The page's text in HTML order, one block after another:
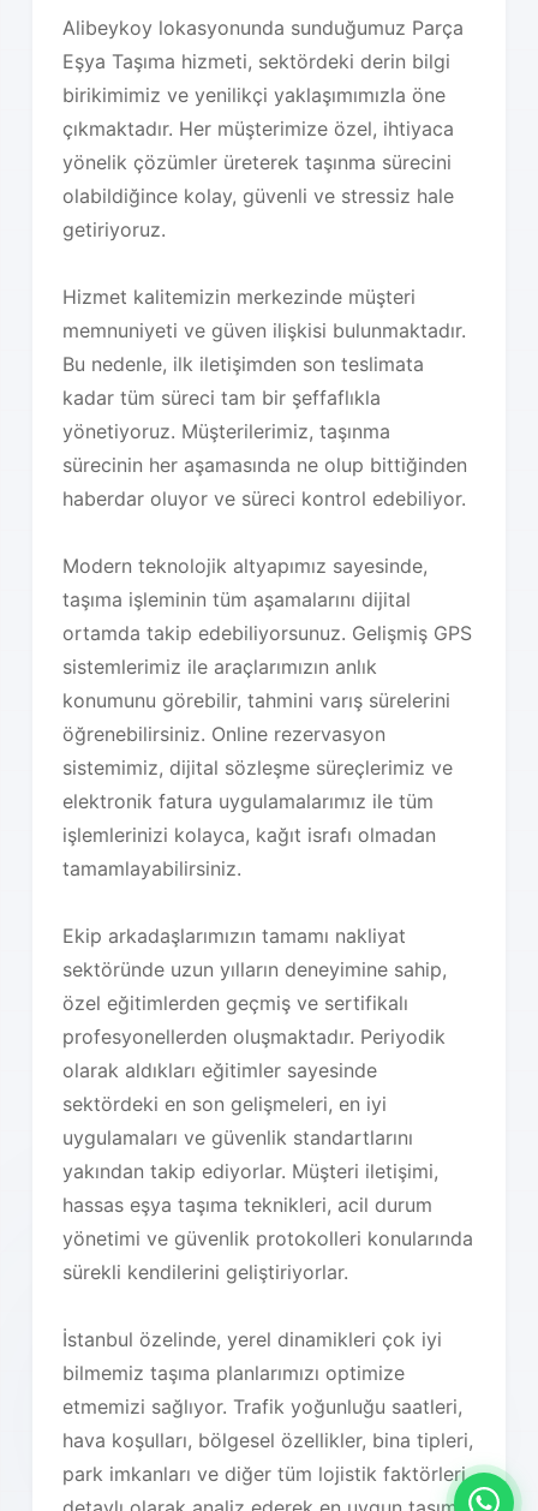
Alibeykoy lokasyonunda sunduğumuz Parça
Eşya Taşıma hizmeti, sektördeki derin bilgi
birikimimiz ve yenilikçi yaklaşımımızla öne
çıkmaktadır. Her müşterimize özel, ihtiyaca
yönelik çözümler üreterek taşınma sürecini
olabildiğince kolay, güvenli ve stressiz hale
getiriyoruz.
Hizmet kalitemizin merkezinde müşteri
memnuniyeti ve güven ilişkisi bulunmaktadır.
Bu nedenle, ilk iletişimden son teslimata
kadar tüm süreci tam bir şeffaflıkla
yönetiyoruz. Müşterilerimiz, taşınma
sürecinin her aşamasında ne olup bittiğinden
haberdar oluyor ve süreci kontrol edebiliyor.
Modern teknolojik altyapımız sayesinde,
taşıma işleminin tüm aşamalarını dijital
ortamda takip edebiliyorsunuz. Gelişmiş GPS
sistemlerimiz ile araçlarımızın anlık
konumunu görebilir, tahmini varış sürelerini
öğrenebilirsiniz. Online rezervasyon
sistemimiz, dijital sözleşme süreçlerimiz ve
elektronik fatura uygulamalarımız ile tüm
işlemlerinizi kolayca, kağıt israfı olmadan
tamamlayabilirsiniz.
Ekip arkadaşlarımızın tamamı nakliyat
sektöründe uzun yılların deneyimine sahip,
özel eğitimlerden geçmiş ve sertifikalı
profesyonellerden oluşmaktadır. Periyodik
olarak aldıkları eğitimler sayesinde
sektördeki en son gelişmeleri, en iyi
uygulamaları ve güvenlik standartlarını
yakından takip ediyorlar. Müşteri iletişimi,
hassas eşya taşıma teknikleri, acil durum
yönetimi ve güvenlik protokolleri konularında
sürekli kendilerini geliştiriyorlar.
İstanbul özelinde, yerel dinamikleri çok iyi
bilmemiz taşıma planlarımızı optimize
etmemizi sağlıyor. Trafik yoğunluğu saatleri,
hava koşulları, bölgesel özellikler, bina tipleri,
park imkanları ve diğer tüm lojistik faktörleri